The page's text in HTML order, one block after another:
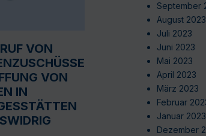
VON
VON
IN
September
August 2023
Juli 2023
Juni 2023
Mai 2023
April 2023
März 2023
Februar
Januar 2023
Dezember